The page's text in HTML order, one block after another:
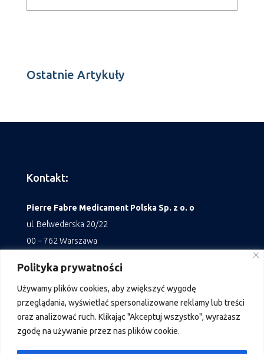
Polityka prywatności
Używamyplikówcookies, aby zwiększyć wygodę
przeglądania, wyświetlać spersonalizowane reklamylub treści
oraz analizować ruch. Klikając "Akceptuj wszystko", wyrażasz
zgodę na używanie przez nas plikówcookie.
Ostatnie Artykuły
Kontakt:
Pierre Fabre Medicament Polska Sp. z o. o
ul. Belwederska 20/22
00 – 762 Warszawa
tel. +48 22 559 63 00
Fax: +48 22 559 63 89
Polityka prywatności